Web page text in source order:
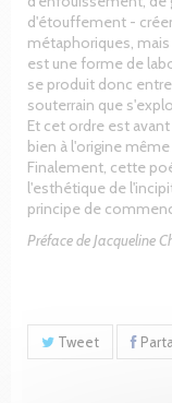
d'étouffement -
métaphoriques,
est une forme de
se produit donc
souterrain que
Et cet ordre est
bien à l'origine
Finalement, cette
l'esthétique de
principe de
Préface de Jacqueline
Tweet